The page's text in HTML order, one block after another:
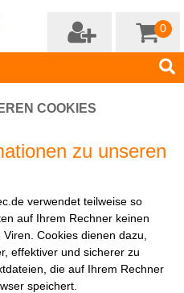
0
COOKIES
zu unseren
verwendet teilweise so
auf Ihrem Rechner keinen
Cookies dienen dazu,
effektiver und sicherer zu
die auf Ihrem Rechner
speichert.